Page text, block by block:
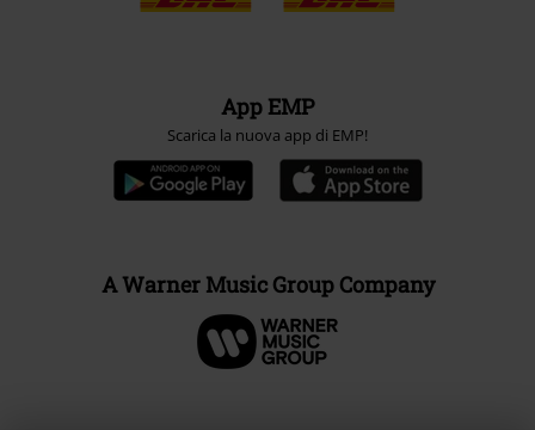
App EMP
Scarica la nuova app di EMP!
A Warner Music Group Company